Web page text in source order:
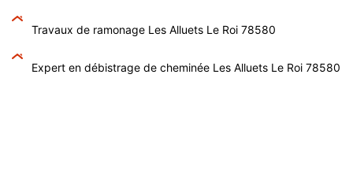
Travaux de ramonage Les Alluets Le Roi 78580
Expert en débistrage de cheminée Les Alluets Le Roi 78580